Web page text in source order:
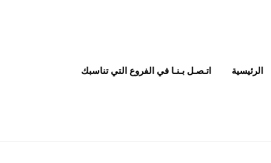
الرئيسية اتـصـل بـنـا في الفروع التي تناسبك